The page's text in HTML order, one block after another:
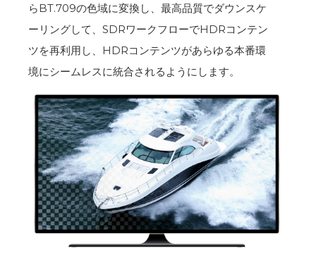
らBT.709の色域に変換し、最高品質でダウンスケ
ーリングして、SDRワークフローでHDRコンテン
ツを再利用し、HDRコンテンツがあらゆる本番環
境にシームレスに統合されるようにします。